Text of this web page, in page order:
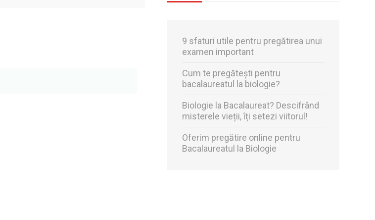
9 sfaturi utile pentru pregătirea unui
examen important
Cum te pregătești pentru
bacalaureatul la biologie?
Biologie la Bacalaureat? Descifrând
misterele vieții, îți setezi viitorul!
Oferim pregătire online pentru
Bacalaureatul la Biologie